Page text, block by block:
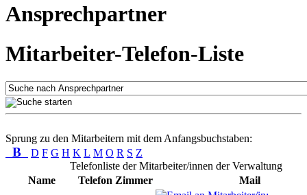
Ansprechpartner
Mitarbeiter-Telefon-Liste
Sprung zu den Mitarbeitern mit dem Anfangsbuchstaben:
B D F G H K L M O R S Z
Telefonliste der Mitarbeiter/innen der Verwaltung
Name
Telefon Zimmer
Mail